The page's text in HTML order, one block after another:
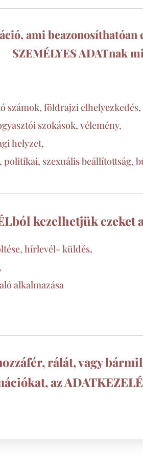
ami beazonosíthatóan
SZEMÉLYES ADATnak
számok, földrajzi elhelyezkedés,
szokások, vélemény,
helyzet,
politikai, szexuális beállítottság,
kezelhetjük ezeket
hírlevél- küldés,
alkalmazása
rálát, vagy
az